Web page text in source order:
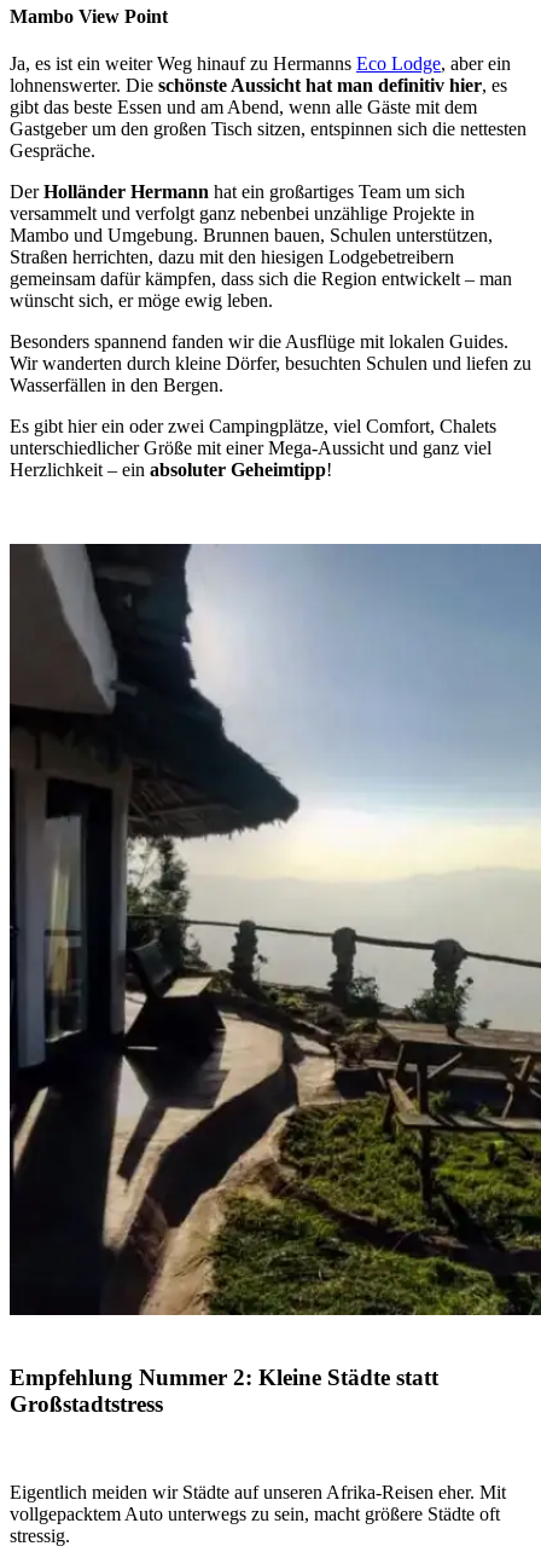
Mambo View Point
Ja, es ist ein weiter Weg hinauf zu Hermanns Eco Lodge, aber ein
lohnenswerter. Die schönste Aussicht hat man definitiv hier, es
gibt das beste Essen und am Abend, wenn alle Gäste mit dem
Gastgeber um den großen Tisch sitzen, entspinnen sich die nettesten
Gespräche.
DerHolländer Hermann hat ein großartiges Team um sich
versammelt und verfolgt ganz nebenbei unzählige Projekte in
Mambo und Umgebung. Brunnen bauen, Schulen unterstützen,
Straßen herrichten, dazu mit den hiesigen Lodgebetreibern
gemeinsam dafür kämpfen, dass sich die Region entwickelt – man
wünscht sich, er möge ewig leben.
Besonders spannend fanden wir die Ausflüge mit lokalen Guides.
Wir wanderten durch kleine Dörfer, besuchten Schulen und liefen zu
Wasserfällen in den Bergen.
Es gibt hier ein oder zwei Campingplätze, viel Comfort, Chalets
unterschiedlicher Größe mit einer Mega-Aussicht und ganz viel
Herzlichkeit – ein absoluter Geheimtipp!
Empfehlung Nummer 2: Kleine Städte statt
Großstadtstress
Eigentlich meiden wir Städte auf unseren Afrika-Reisen eher. Mit
vollgepacktem Auto unterwegs zu sein, macht größere Städte oft
stressig.